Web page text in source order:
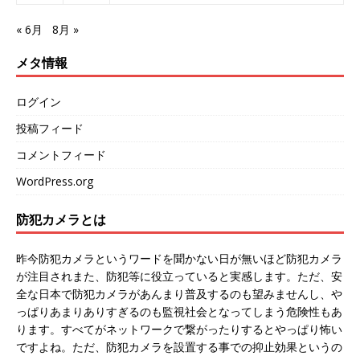
« 6月 8月 »
メタ情報
ログイン
投稿フィード
コメントフィード
WordPress.org
防犯カメラとは
昨今防犯カメラというワードを聞かない日が無いほど防犯カメラ
が注目されまた、防犯等に役立っていると実感します。ただ、安
全な日本で防犯カメラがあんまり普及するのも望みませんし、や
っぱりあまりありすぎるのも監視社会となってしまう危険性もあ
ります。すべてがネットワークで繋がったりするとやっぱり怖い
ですよね。ただ、防犯カメラを設置する事での抑止効果というの